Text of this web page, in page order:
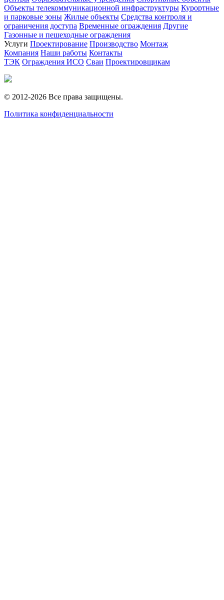
Объекты телекоммуникационной инфраструктуры Курортные
и парковые зоны Жилые объекты Средства контроля и
ограничения доступа Временные ограждения Другие
Газонные и пешеходные ограждения
Услуги Проектирование Производство Монтаж
Компания Наши работы Контакты
ТЭК Ограждения ИСО Сваи Проектировщикам
© 2012-2026 Все права защищены.
Политика конфиденциальности